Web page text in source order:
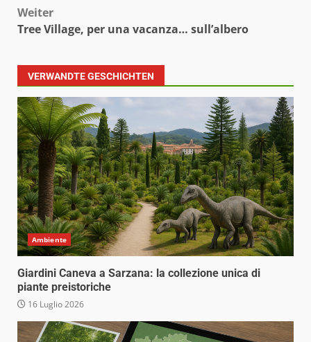
Weiter
Tree Village, per una vacanza… sull’albero
VERWANDTE GESCHICHTEN
Ambiente
Giardini Caneva a Sarzana: la collezione unica di
piante preistoriche
16 Luglio 2026